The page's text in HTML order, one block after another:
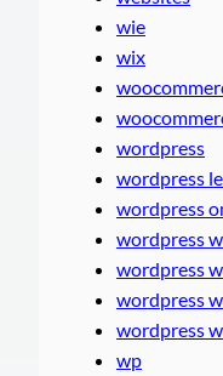
wie
wix
wordpress
wordpress
wordpress
wordpress
wordpress
wordpress
wordpress
wp